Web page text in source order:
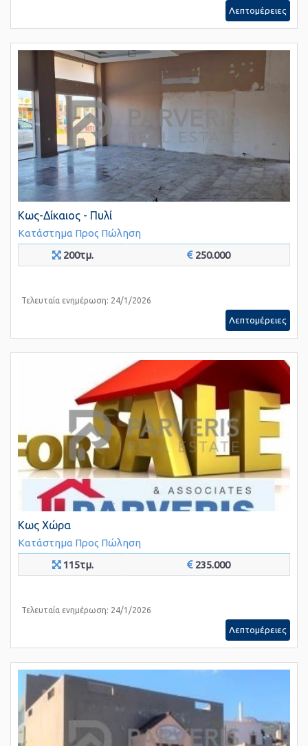
Λεπτομέρειες
Κως-Δίκαιος - Πυλί
Κατάστημα Προς Πώληση
200τμ.
250.000
Τελευταία ενημέρωση: 24/1/2026
Λεπτομέρειες
Κως Χώρα
Κατάστημα Προς Πώληση
115τμ.
235.000
Τελευταία ενημέρωση: 24/1/2026
Λεπτομέρειες